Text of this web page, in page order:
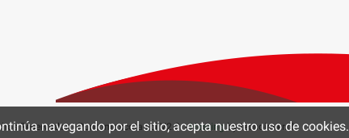
Reservados - Puntomascotas.cl V2.0 -Hostingby tecnoinver.cl
navegando por el sitio, acepta nuestro uso de cookies.